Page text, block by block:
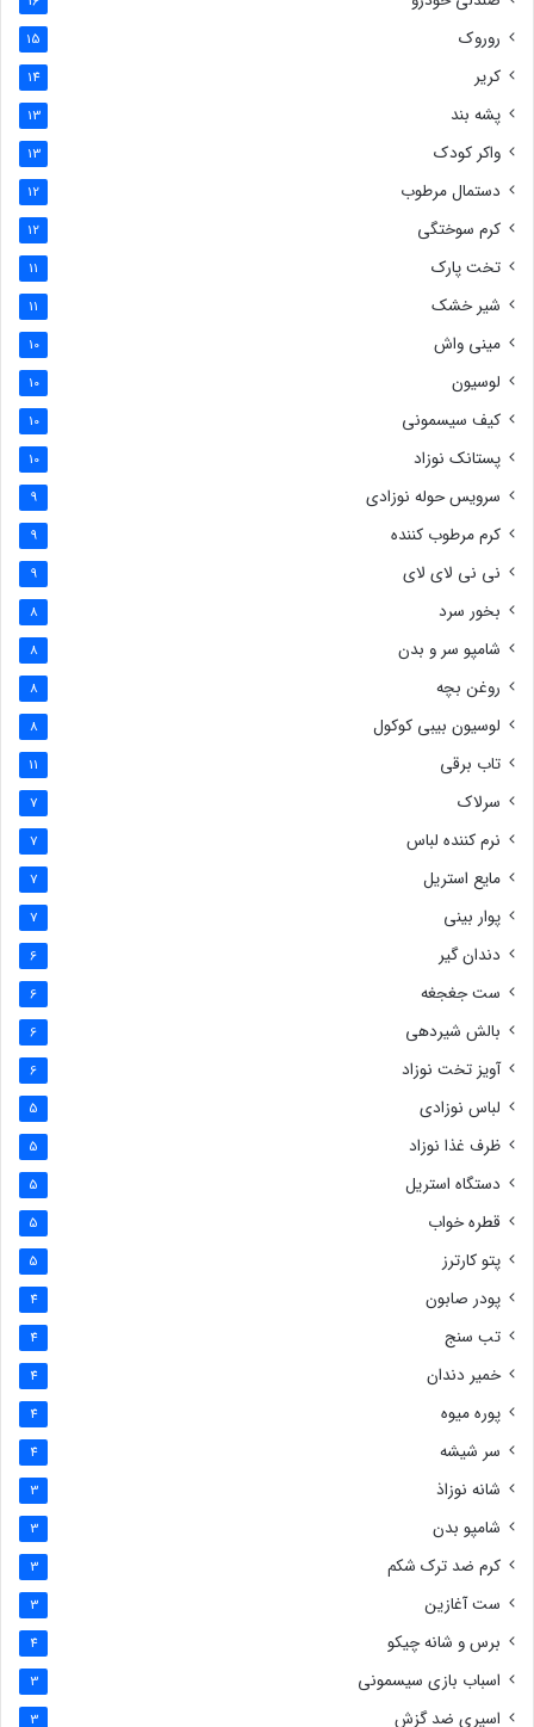
روروک 15
کریر 14
پشه بند 13
واکر کودک 13
دستمال مرطوب 12
کرم سوختگی 12
تخت پارک 11
شیر خشک 11
مینی واش 10
لوسیون 10
کیف سیسمونی 10
پستانک نوزاد 10
سرویس حوله نوزادی 9
کرم مرطوب کننده 9
نی نی لای لای 9
بخور سرد 8
شامپو سر و بدن 8
روغن بچه 8
لوسیون بیبی کوکول 8
تاب برقی 11
سرلاک 7
نرم کننده لباس 7
مایع استریل 7
پوار بینی 7
دندان گیر 6
ست جغجغه 6
بالش شیردهی 6
آویز تخت نوزاد 6
لباس نوزادی 5
ظرف غذا نوزاد 5
دستگاه استریل 5
قطره خواب 5
پتو کارترز 5
پودر صابون 4
تب سنج 4
خمیر دندان 4
پوره میوه 4
سر شیشه 4
شانه نوزاذ 3
شامپو بدن 3
کرم ضد ترک شکم 3
ست آغازین 3
برس و شانه چیکو 4
اسباب بازی سیسمونی 3
اسپری ضد گزش 3